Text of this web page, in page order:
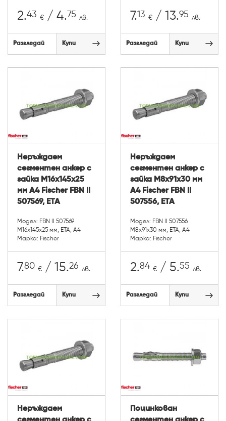
2.43 € / 4.75 лв.
Разгледай Купи
7.13 € / 13.95 лв.
Разгледай Купи
Неръждаем
сегментен анкер с
гайка М16х145х25
мм A4 Fischer FBN II
507569, ETA
Модел: FBN II 507569
М16х145х25 мм, ETA, А4
Марка: Fischer
7.80 € / 15.26 лв.
Разгледай Купи
Неръждаем
сегментен анкер с
гайка М8х91х30 мм
A4 Fischer FBN II
507556, ETA
Модел: FBN II 507556
М8х91х30 мм, ETA, А4
Марка: Fischer
2.84 € / 5.55 лв.
Разгледай Купи
Неръждаем
Поцинкован